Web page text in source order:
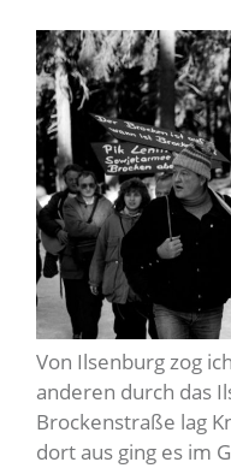
Von Ilsenburg zog
anderen durch das
Brockenstraße lag
dort aus ging es im